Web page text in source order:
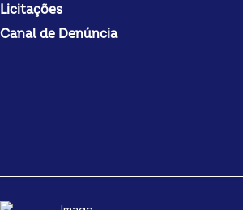
Licitações
Canal de Denúncia